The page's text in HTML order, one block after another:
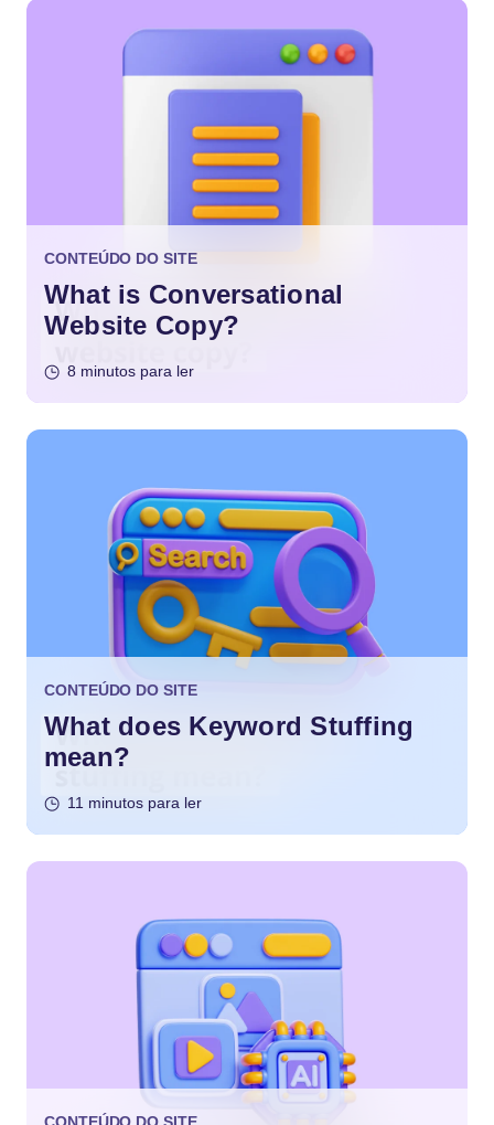
CONTEÚDO DO SITE
What is Conversational
Website Copy?
8 minutos para ler
CONTEÚDO DO SITE
What does Keyword Stuffing
mean?
11 minutos para ler